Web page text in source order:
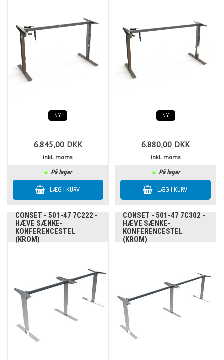
NY
6.845,00 DKK
inkl. moms
På lager
NY
6.880,00 DKK
inkl. moms
På lager
CONSET - 501-47 7C222 -
HÆVE SÆNKE-
KONFERENCESTEL
(KROM)
CONSET - 501-47 7C302 -
HÆVE SÆNKE-
KONFERENCESTEL
(KROM)